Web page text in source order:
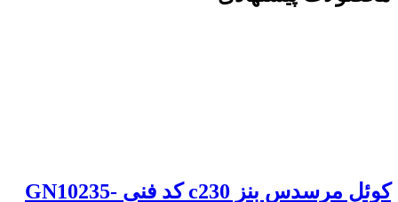
کوئل مرسدس بنز c230 کد فنی GN10235-